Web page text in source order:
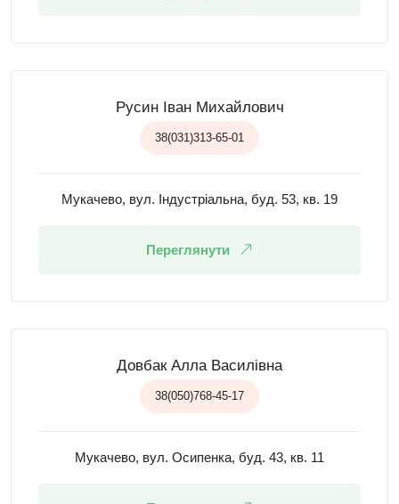
Русин Іван Михайлович
38(031)313-65-01
Мукачево, вул. Індустріальна, буд. 53, кв. 19
Переглянути
Довбак Алла Василівна
38(050)768-45-17
Мукачево, вул. Осипенка, буд. 43, кв. 11